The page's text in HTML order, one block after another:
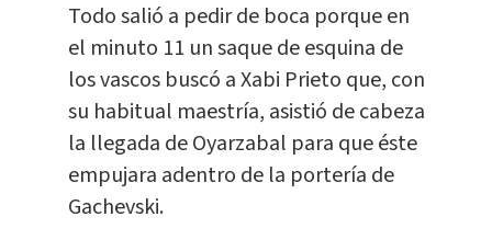
Todo salió a pedir de boca porque en
el minuto 11 un saque de esquina de
los vascos buscó a Xabi Prieto que, con
su habitual maestría, asistió de cabeza
la llegada de Oyarzabal para que éste
empujara adentro de la portería de
Gachevski.